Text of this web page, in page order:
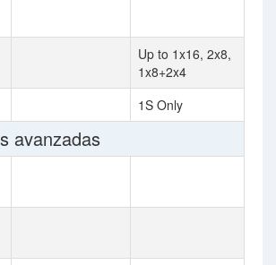
Up to 1x16, 2x8,
1x8+2x4
1S Only
avanzadas